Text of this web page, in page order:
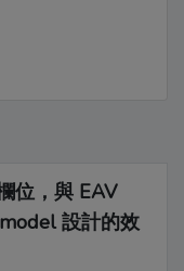
位，與 EAV
設計的效